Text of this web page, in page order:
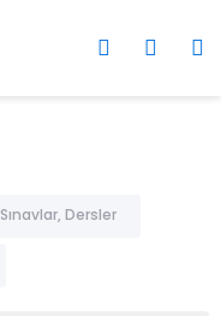
Sınavlar, Dersler